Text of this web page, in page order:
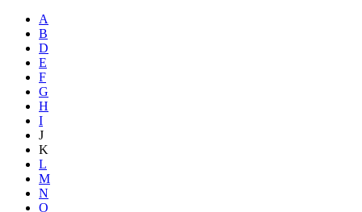
A
B
D
E
F
G
H
I
J
K
L
M
N
O